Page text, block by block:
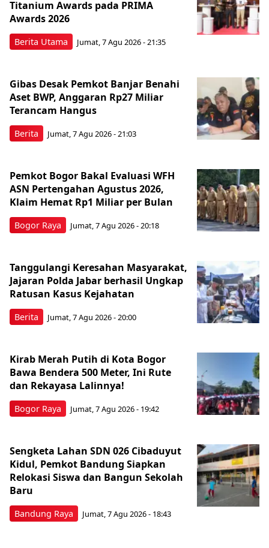
Berita Utama
Titanium Awards pada PRIMA
Awards 2026
Jumat, 7 Agu 2026 - 21:35
Berita
Gibas Desak Pemkot Banjar Benahi
Aset BWP, Anggaran Rp27 Miliar
Terancam Hangus
Jumat, 7 Agu 2026 - 21:03
Bogor Raya
Pemkot Bogor Bakal Evaluasi WFH
ASN Pertengahan Agustus 2026,
Klaim Hemat Rp1 Miliar per Bulan
Jumat, 7 Agu 2026 - 20:18
Berita
Tanggulangi Keresahan Masyarakat,
Jajaran Polda Jabar berhasil Ungkap
Ratusan Kasus Kejahatan
Jumat, 7 Agu 2026 - 20:00
Bogor Raya
Kirab Merah Putih di Kota Bogor
Bawa Bendera 500 Meter, Ini Rute
dan Rekayasa Lalinnya!
Jumat, 7 Agu 2026 - 19:42
Bandung Raya
Sengketa Lahan SDN 026 Cibaduyut
Kidul, Pemkot Bandung Siapkan
Relokasi Siswa dan Bangun Sekolah
Baru
Jumat, 7 Agu 2026 - 18:43